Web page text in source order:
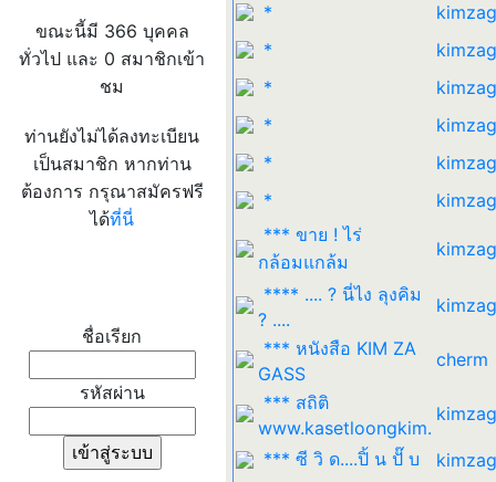
ขณะนี้มี 366 บุคคล
ทั่วไป และ 0 สมาชิกเข้า
ชม
ท่านยังไม่ได้ลงทะเบียน
เป็นสมาชิก หากท่าน
ต้องการ กรุณาสมัครฟรี
ได้ที่นี่
ชื่อเรียก
รหัสผ่าน
*
*
*
*
*
*
*** ขาย ! ไร่
กล้อมแกล้ม
**** .... ? นี่ไง ลุงคิม
? ....
*** หนังสือ KIM ZA
GASS
cherm
*** สถิติ
www.kasetloongkim.
*** ซี วิ ด....ปิ้ น ปั๊ บ